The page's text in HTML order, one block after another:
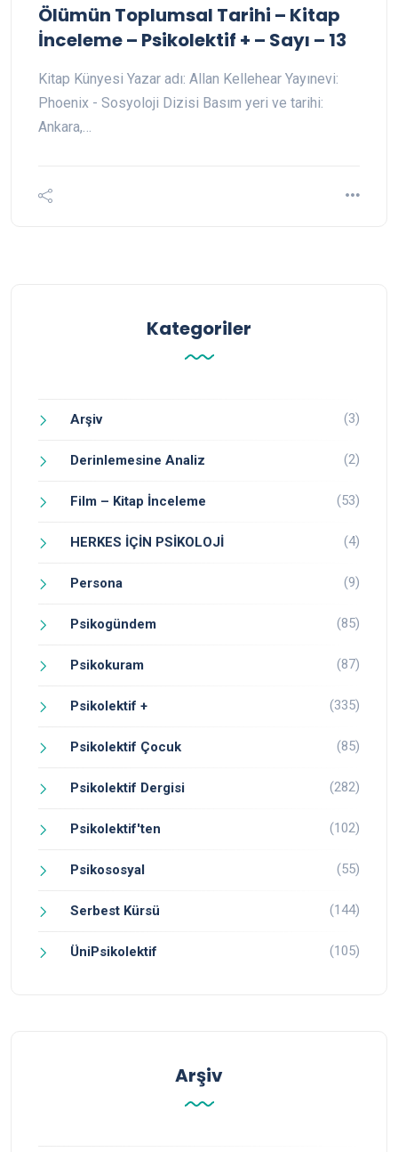
Ölümün Toplumsal Tarihi – Kitap
İnceleme – Psikolektif + – Sayı – 13
Kitap Künyesi Yazar adı: Allan Kellehear Yayınevi:
Phoenix - Sosyoloji Dizisi Basım yeri ve tarihi:
Ankara,…
Kategoriler
Arşiv (3)
Derinlemesine Analiz (2)
Film – Kitap İnceleme (53)
HERKES İÇİN PSİKOLOJİ (4)
Persona (9)
Psikogündem (85)
Psikokuram (87)
Psikolektif + (335)
Psikolektif Çocuk (85)
Psikolektif Dergisi (282)
Psikolektif'ten (102)
Psikososyal (55)
Serbest Kürsü (144)
ÜniPsikolektif (105)
Arşiv